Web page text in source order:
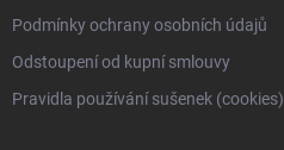
Podmínky ochrany osobních údajů
Odstoupení od kupní smlouvy
Pravidla používání sušenek (cookies)